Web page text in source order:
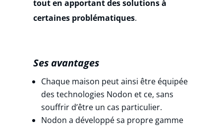
tout en apportant des solutions à
certaines problématiques.
Ses avantages
Chaque maison peut ainsi être équipée
des technologies Nodon et ce, sans
souffrir d’être un cas particulier.
Nodon a développé sa propre gamme